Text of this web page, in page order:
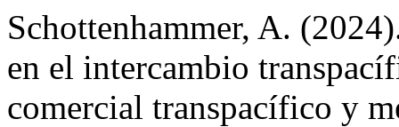
Schottenhammer, A.
en el intercambio
comercial transpacífico y